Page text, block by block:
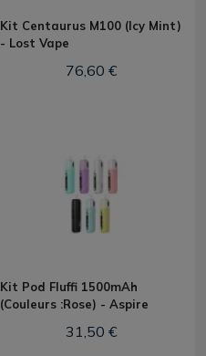
Kit Centaurus M100 (Icy Mint)
- Lost Vape
76,60 €
Kit Pod Fluffi 1500mAh
(Couleurs :Rose) - Aspire
31,50 €